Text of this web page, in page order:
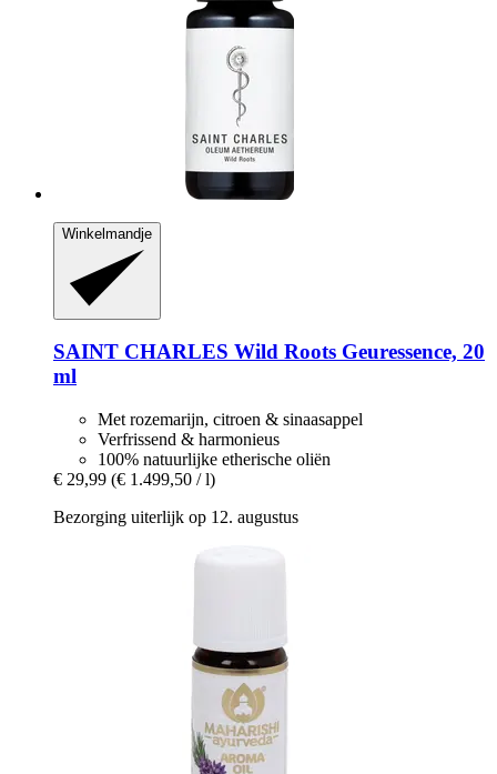
Winkelmandje
SAINT CHARLES Wild Roots Geuressence, 20
ml
Met rozemarijn, citroen & sinaasappel
Verfrissend & harmonieus
100% natuurlijke etherische oliën
€ 29,99 (€ 1.499,50 / l)
Bezorging uiterlijk op 12. augustus